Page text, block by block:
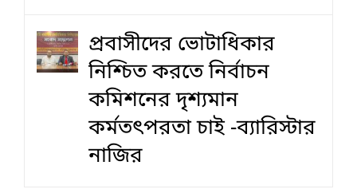
প্রবাসীদের ভোটাধিকার
নিশ্চিত করতে নির্বাচন
কমিশনের দৃশ‍্যমান
কর্মতৎপরতা চাই -ব্যারিস্টার
নাজির